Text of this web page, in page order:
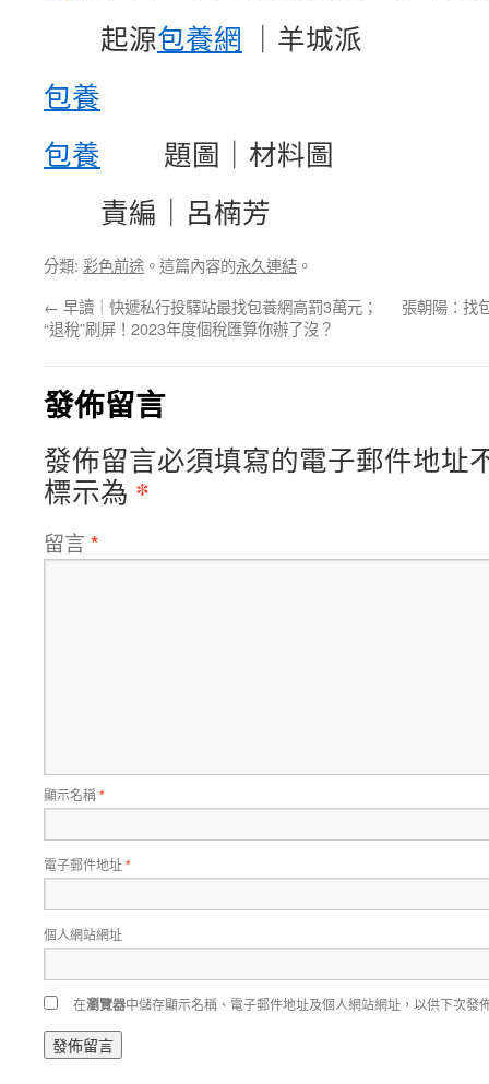
起源包養網 ｜羊城派
包養
包養 題圖｜材料圖
責編｜呂楠芳
分類: 彩色前途 。這篇內容的永久連結 。
← 早讀｜快遞私行投驛站最找包養網高罰3萬元；
“退稅”刷屏！2023年度個稅匯算你辦了沒？
張朝陽：找
發佈留言
發佈留言必須填寫的電子郵件地址
標示為 *
留言 *
顯示名稱*
電子郵件地址*
個人網站網址
在瀏覽器中儲存顯示名稱、電子郵件地址及個人網站網址，以供下次發